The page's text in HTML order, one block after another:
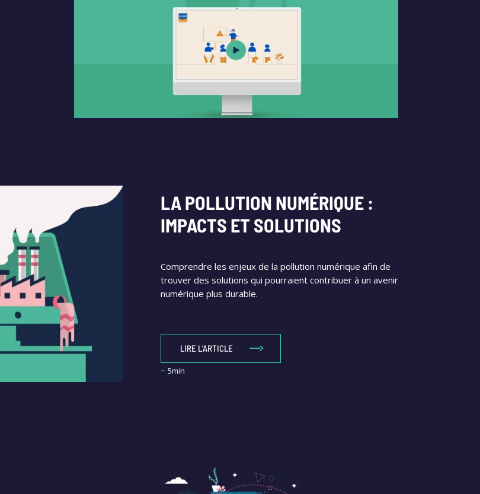
LA POLLUTION NUMÉRIQUE :
IMPACTS ET SOLUTIONS
Comprendre les enjeux de la pollution numérique afin de
trouver des solutions qui pourraient contribuer à un avenir
numérique plus durable.
LIRE L'ARTICLE
~ 5min